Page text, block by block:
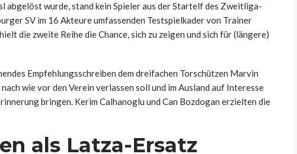
abgelöst wurde, stand kein Spieler aus der Startelf des Zweitliga-
SV im 16 Akteure umfassenden Testspielkader von Trainer
die zweite Reihe die Chance, sich zu zeigen und sich für (längere)
Empfehlungsschreiben dem dreifachen Torschützen Marvin
wie vor den Verein verlassen soll und im Ausland auf Interesse
bringen. Kerim Calhanoglu und Can Bozdogan erzielten die
als Latza-Ersatz